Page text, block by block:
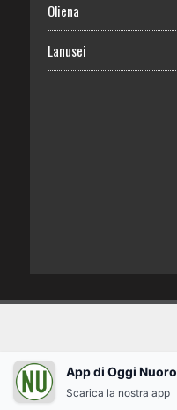
Oliena
Lanusei
App di Oggi Nuoro
Scarica la nostra app